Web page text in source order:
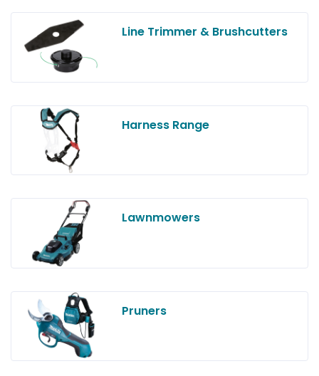
Line Trimmer & Brushcutters
Harness Range
Lawnmowers
Pruners